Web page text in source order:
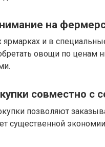
на
и в
овощи по ценам
совместно с
позволяют
существенной